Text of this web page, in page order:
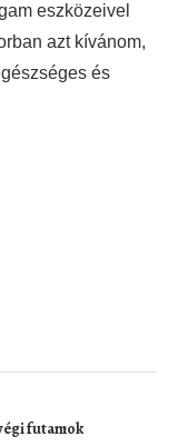
eszközeivel
azt kívánom,
és
futamok